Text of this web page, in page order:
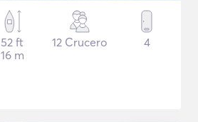
52 ft
16 m
12 Crucero 4